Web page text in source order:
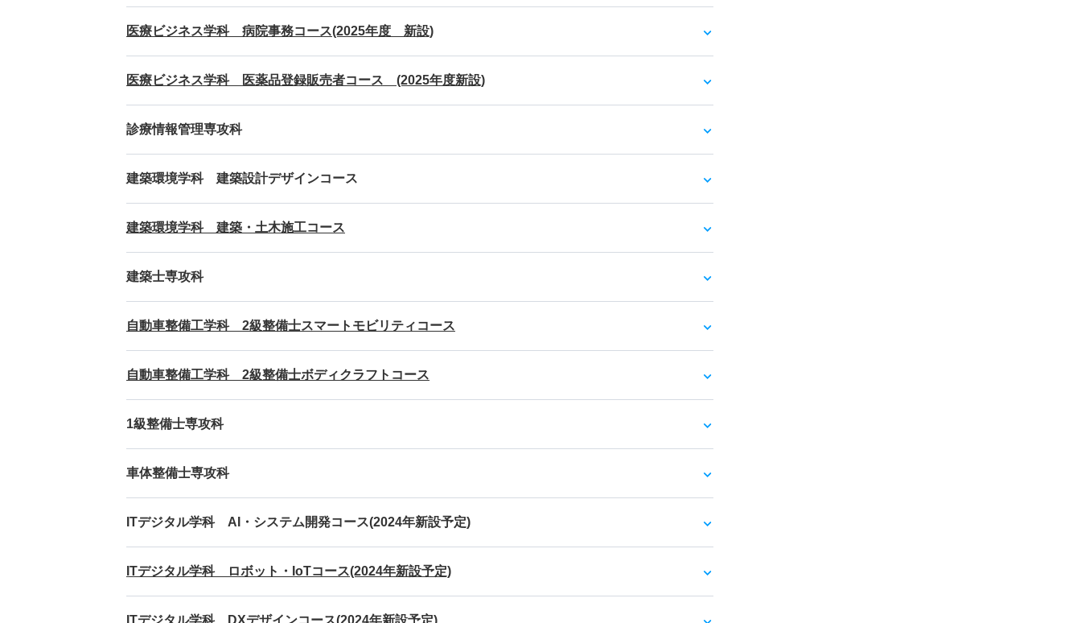
医療ビジネス学科 病院事務コース(2025年度 新設)
医療ビジネス学科 医薬品登録販売者コース (2025年度新設)
診療情報管理専攻科
建築環境学科 建築設計デザインコース
建築環境学科 建築・土木施工コース
建築士専攻科
自動車整備工学科 2級整備士スマートモビリティコース
自動車整備工学科 2級整備士ボディクラフトコース
1級整備士専攻科
車体整備士専攻科
ITデジタル学科 AI・システム開発コース(2024年新設予定)
ITデジタル学科 ロボット・IoTコース(2024年新設予定)
ITデジタル学科 DXデザインコース(2024年新設予定)